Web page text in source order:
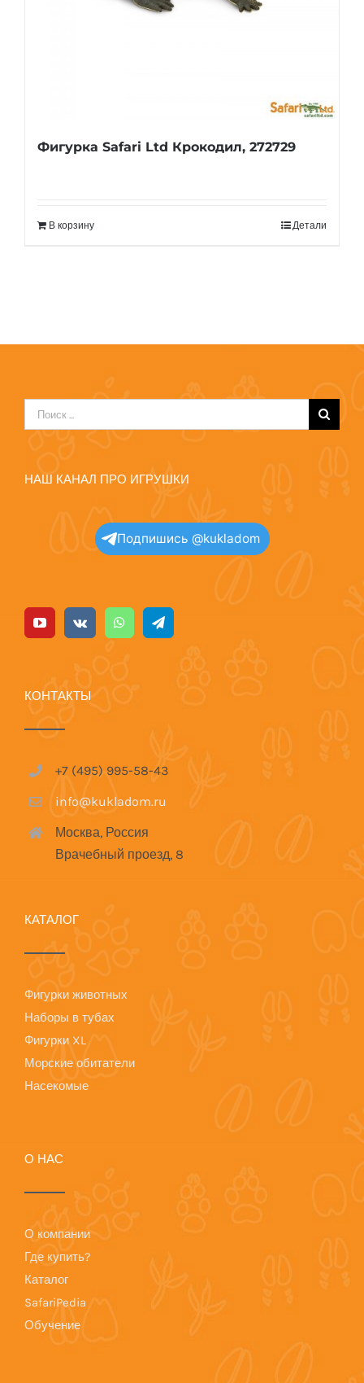
Фигурка Safari Ltd Крокодил, 272729
В корзину Детали
Результат
поиска:
НАШ КАНАЛ ПРО ИГРУШКИ
Подпишись @kukladom
КОНТАКТЫ
+7 (495) 995-58-43
info@kukladom.ru
Москва, Россия
Врачебный проезд, 8
КАТАЛОГ
Фигурки животных
Наборы в тубах
Фигурки XL
Морские обитатели
Насекомые
О НАС
О компании
Где купить?
Каталог
SafariPedia
Обучение